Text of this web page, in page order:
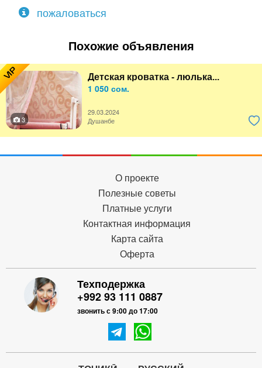
пожаловаться
Похожие объявления
VIP Детская кроватка - люлька...
1 050 сом.
29.03.2024
3
Душанбе
О проекте
Полезные советы
Платные услуги
Контактная информация
Карта сайта
Оферта
Техподержка
+992 93 111 0887
звонить с 9:00 до 17:00